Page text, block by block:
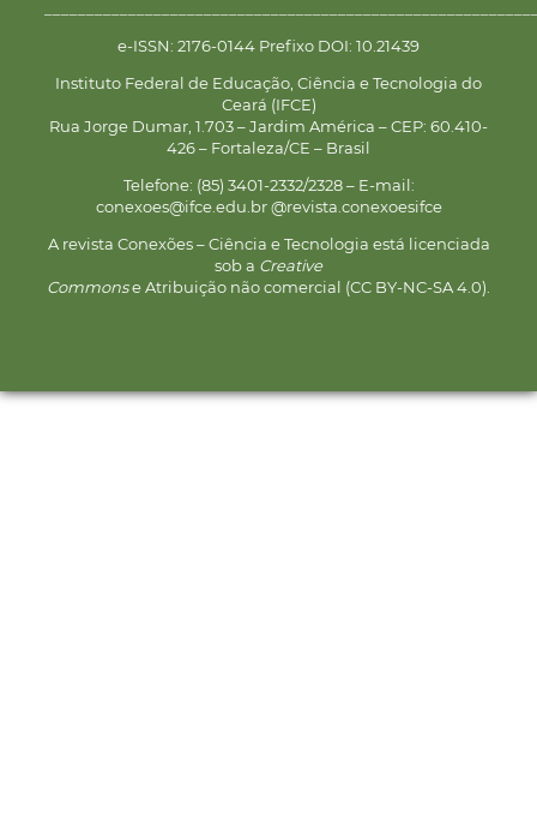
e-ISSN: 2176-0144 Prefixo DOI: 10.21439
Instituto Federal de Educação, Ciência e Tecnologia do
Ceará (IFCE)
Rua Jorge Dumar, 1.703 – Jardim América – CEP: 60.410-
426 – Fortaleza/CE – Brasil
Telefone: (85) 3401-2332/2328 – E-mail:
conexoes@ifce.edu.br @revista.conexoesifce
A revista Conexões – Ciência e Tecnologia está licenciada
sob a Creative
Commonse Atribuição não comercial (CC BY-NC-SA 4.0).